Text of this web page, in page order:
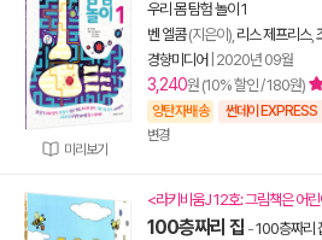
미리보기
우리 몸 탐험 놀이 1
벤 엘콤(지은이), 리스 제프리스,
경향미디어 2020년 09월
3,240원 (10% 할인 / 180원)
양탄자배송 썬데이 EXPRESS
변경
<라키비움J 12호: 그림책은 어
100층짜리 집 -100층짜리